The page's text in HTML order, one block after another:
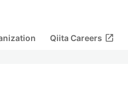
Qiita Careers open_in_new